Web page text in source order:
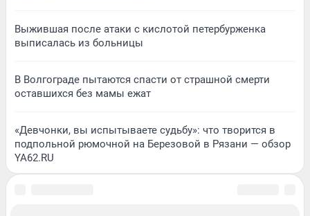
Выжившая после атаки с кислотой петербурженка
выписалась из больницы
В Волгограде пытаются спасти от страшной смерти
оставшихся без мамы ежат
«Девчонки, вы испытываете судьбу»: что творится в
подпольной рюмочной на Березовой в Рязани — обзор
YA62.RU